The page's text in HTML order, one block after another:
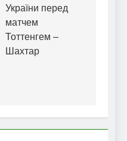
України перед
матчем
Тоттенгем –
Шахтар